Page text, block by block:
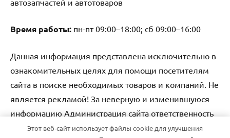
Время работы: пн-пт 09:00–18:00; сб 09:00–16:00
Данная информация представлена исключительно в
ознакомительных целях для помощи посетителям
сайта в поиске необходимых товаров и компаний. Не
является рекламой! За неверную и изменившуюся
информацию Администрация сайта ответственность
не несет.
Этот веб-сайт использует файлы cookie для улучшения